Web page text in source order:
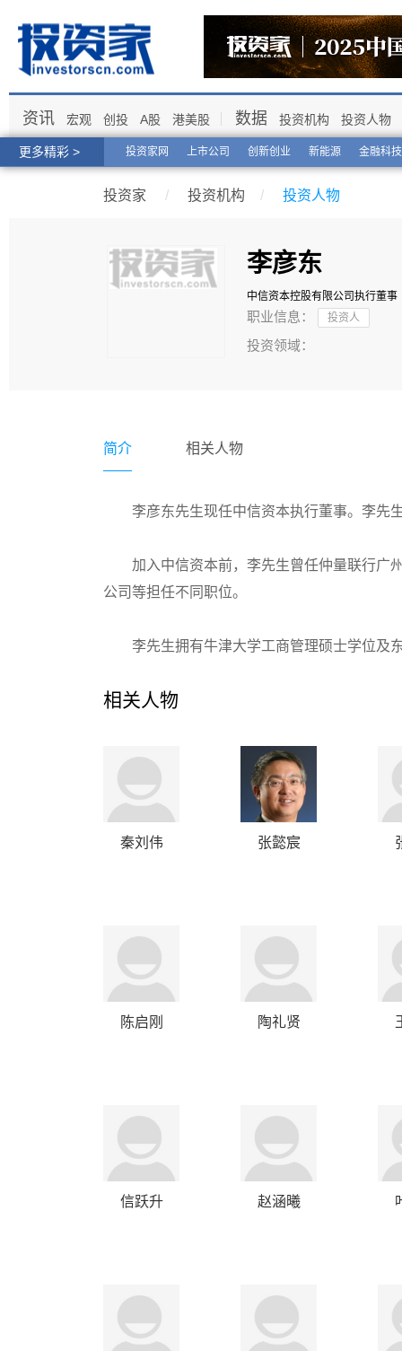
更多精彩 > 投资家网 上市公司 创新创业 新能源 金融科技
资讯 宏观 创投 A股 港美股 数据 投资机构 投资人物
投资家 / 投资机构 / 投资人物
李彦东
中信资本控股有限公司 执行董事
职业信息： 投资人
投资领域：
简介 相关人物
李彦东先生现任中信资本执行董事。李先
加入中信资本前，李先生曾任仲量联行广
公司等担任不同职位。
李先生拥有牛津大学工商管理硕士学位及
相关人物
秦刘伟 张懿宸
陈启刚 陶礼贤
信跃升 赵涵曦